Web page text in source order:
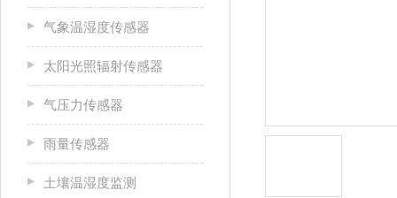
气象温湿度传感器
太阳光照辐射传感器
气压力传感器
雨量传感器
土壤温湿度监测